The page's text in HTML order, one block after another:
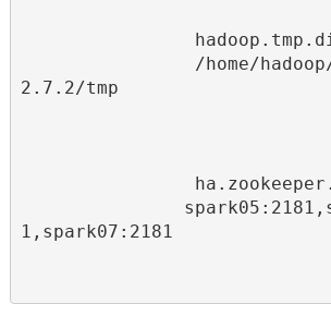
/home/
2.7.2/tmp
1,spark07:2181